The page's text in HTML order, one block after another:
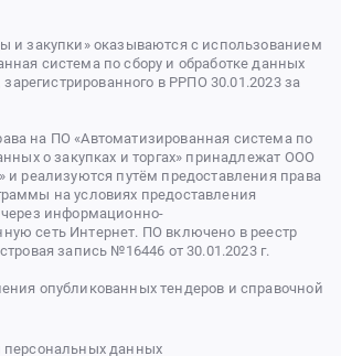
и закупки» оказываются с использованием
система по сбору и обработке данных
зарегистрированного в РРПО 30.01.2023 за
на ПО «Автоматизированная система по
о закупках и торгах» принадлежат ООО
и реализуются путём предоставления права
на условиях предоставления
через информационно-
сеть Интернет. ПО включено в реестр
запись №16446 от 30.01.2023 г.
опубликованных тендеров и справочной
персональных данных